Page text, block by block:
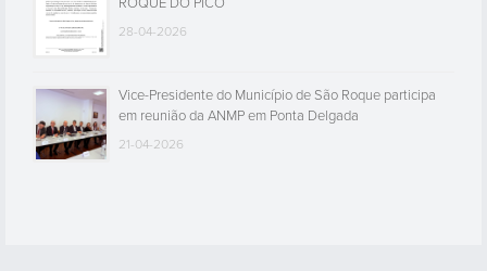
ROQUE DO PICO
28-04-2026
Vice-Presidente do Município de São Roque participa
em reunião da ANMP em Ponta Delgada
21-04-2026